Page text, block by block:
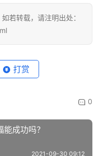
若转载，请注明出处：
打赏
0
成功吗？
2021-09-30 09:12